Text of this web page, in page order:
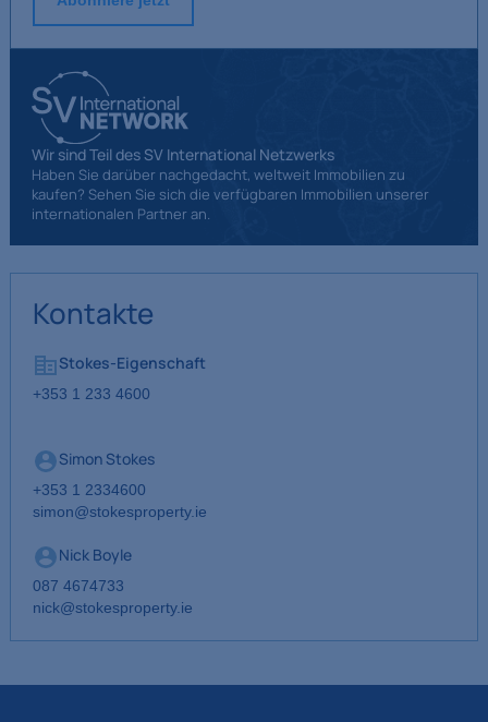
Wir sind Teil des SV International Netzwerks
Haben Sie darüber nachgedacht, weltweit Immobilien zu
kaufen? Sehen Sie sich die verfügbaren Immobilien unserer
internationalen Partner an.
Kontakte
Stokes-Eigenschaft
+353 1 233 4600
Simon Stokes
+353 1 2334600
simon@stokesproperty.ie
Nick Boyle
087 4674733
nick@stokesproperty.ie